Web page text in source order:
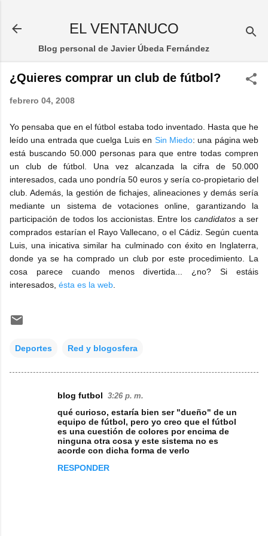
EL VENTANUCO
Blog personal de Javier Úbeda Fernández
¿Quieres comprar un club de fútbol?
febrero 04, 2008
Yo pensaba que en el fútbol estaba todo inventado. Hasta que he
leído una entrada que cuelga Luis en Sin Miedo: una página web
está buscando 50.000 personas para que entre todas compren
un club de fútbol. Una vez alcanzada la cifra de 50.000
interesados, cada uno pondría 50 euros y sería co-propietario del
club. Además, la gestión de fichajes, alineaciones y demás sería
mediante un sistema de votaciones online, garantizando la
participación de todos los accionistas. Entre loscandidatos a ser
comprados estarían el Rayo Vallecano, o el Cádiz. Según cuenta
Luis, una inicativa similar ha culminado con éxito en Inglaterra,
donde ya se ha comprado un club por este procedimiento. La
cosa parece cuando menos divertida... ¿no? Si estáis
interesados, ésta es la web
Deportes Red y blogosfera
blog futbol 3:26 p. m.
qué curioso, estaría bien ser "dueño" de un
equipo de fútbol, pero yo creo que el fútbol
es una cuestión de colores por encima de
ninguna otra cosa y este sistema no es
acorde con dicha forma de verlo
RESPONDER